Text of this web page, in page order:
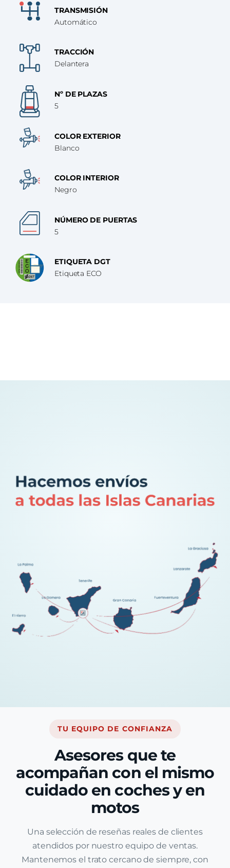
TRANSMISIÓN
Automático
TRACCIÓN
Delantera
Nº DE PLAZAS
5
COLOR EXTERIOR
Blanco
COLOR INTERIOR
Negro
NÚMERO DE PUERTAS
5
ETIQUETA DGT
Etiqueta ECO
TU EQUIPO DE CONFIANZA
Asesores que te
acompañan con el mismo
cuidado en coches y en
motos
Una selección de reseñas reales de clientes
atendidos por nuestro equipo de ventas.
Mantenemos el trato cercano de siempre, con